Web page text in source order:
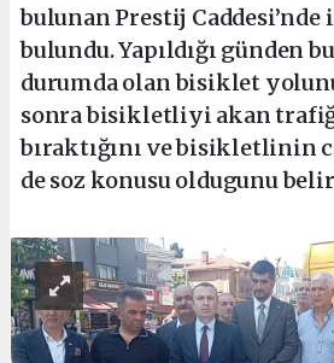
bulunan Prestij
bulundu. Yapıldığı günden
durumda olan bisiklet
sonra bisikletliyi akan
bıraktığını ve bisikletlinin
de soz konusu oldugunu